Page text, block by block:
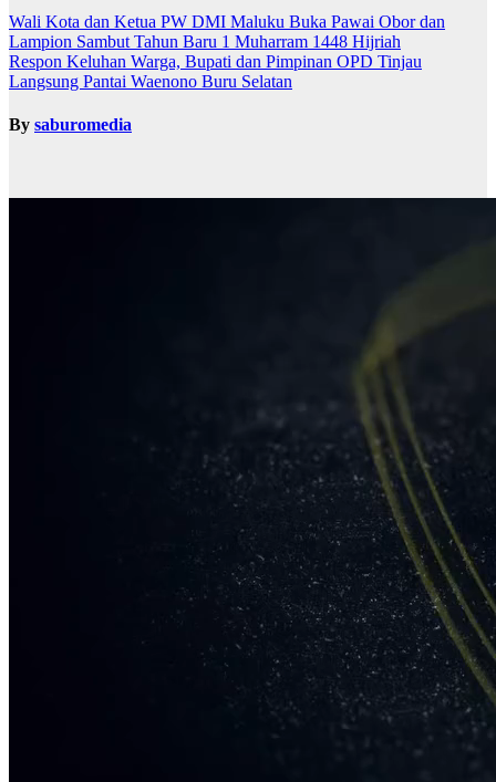
Wali Kota dan Ketua PW DMI Maluku Buka Pawai Obor dan
Lampion Sambut Tahun Baru 1 Muharram 1448 Hijriah
Respon Keluhan Warga, Bupati dan Pimpinan OPD Tinjau
Langsung Pantai Waenono Buru Selatan
By saburomedia